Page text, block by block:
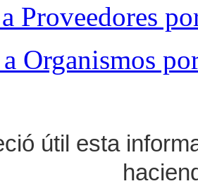
Proveedores
Organismos
útil esta